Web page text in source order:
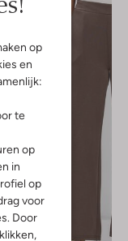
op
en
te
op
in
op
voor
Door